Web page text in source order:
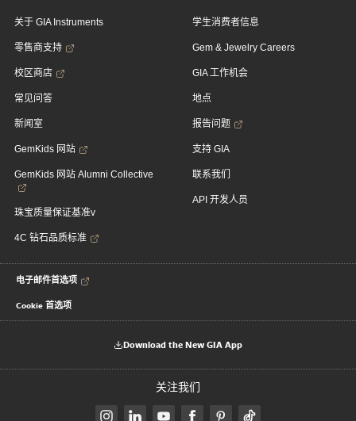
关于 GIA Instruments
零售商支持
校区商店
常见问答
新闻室
GemKids 网站
GemKids 网站 Alumni Collective
珠宝质量保证基准v
4C 钻石品质标准
学生消费者信息
Gem & Jewelry Careers
GIA 工作机会
地点
报告问题
支持 GIA
联系我们
API 开发人员
电子邮件首选项
Cookie 首选项
Download the New GIA App
关注我们